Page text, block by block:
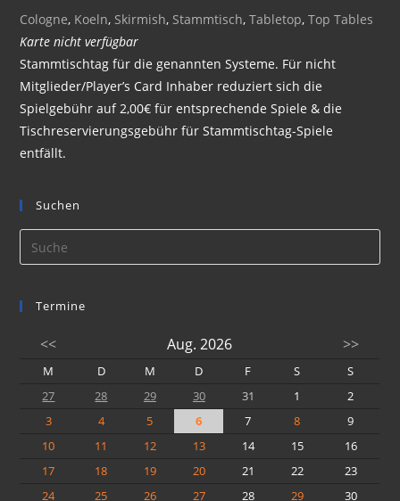
Cologne, Koeln, Skirmish, Stammtisch,Tabletop,Top Tables
Karte nicht verfügbar
Stammtischtag für die genannten Systeme. Für nicht
Mitglieder/Player’s Card Inhaber reduziert sich die
Spielgebühr auf 2,00€ für entsprechende Spiele & die
Tischreservierungsgebühr für Stammtischtag-Spiele
entfällt.
Suchen
Termine
<< Aug. 2026 >>
M D M D F S
S
27
28 29 30 31 1
2
3
4 5 6 7 8
9
10
11 12 13 14 15
16
17
18 19 20 21 22
23
24
25 26 27 28 29 30